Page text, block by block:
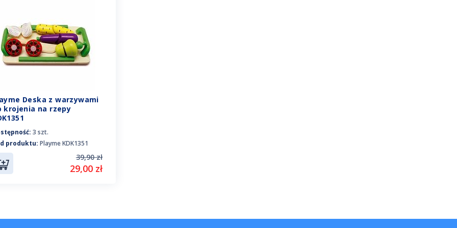
Deska z warzywami
krojenia na rzepy
3 szt.
produktu: Playme KDK1351
39,90 zł
29,00 zł